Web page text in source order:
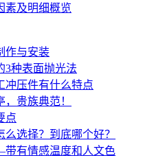
素及明细概览
作与安装
3种表面抛光法
冲压件有什么特点
贵族典范！
点
选择？到底哪个好？
有情感温度和人文色